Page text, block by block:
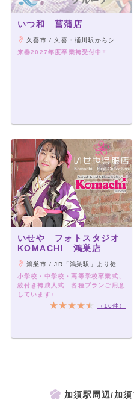
いつ和 菖蒲店
久喜市 / 久喜・桶川駅からシャトルバス運行中！/久喜インター・白岡菖蒲インターより約10分！
来春2027年度卒業袴受付中‼
いせや フォトスタジオ
KOMACHI 鴻巣店
鴻巣市 / JR「鴻巣駅」より徒歩12分
小学校・中学校・高等学校卒業式、
紋付き袴成人式 各種プランご用意
しています♪
（16件）
加須駅周辺/加